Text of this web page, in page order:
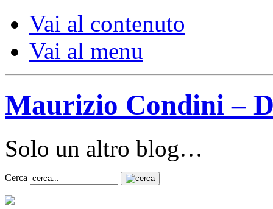
Vai al contenuto
Vai al menu
Maurizio Condini –
Solo un altro blog…
Cerca